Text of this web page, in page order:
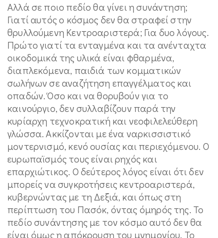
Αλλά σε ποιο πεδίο θα γίνει η συνάντηση;
Γιατί αυτός ο κόσμος δεν θα στραφεί στην
θρυλλούμενη Κεντροαριστερά; Για δυο λόγους.
Πρώτο γιατί τα ενταγμένα και τα ανένταχτα
οικοδομικά της υλικά είναι φθαρμένα,
διαπλεκόμενα, παιδιά των κομματικών
σωλήνων σε αναζήτηση επαγγέλματος και
οπαδών. Όσο και να θορυβούν για το
καινούργιο, δεν συλλαβίζουν παρά την
κυρίαρχη τεχνοκρατική και νεοφιλελεύθερη
γλώσσα. Ακκίζονται με ένα ναρκισσιστικό
μοντερνισμό, κενό ουσίας και περιεχόμενου. Ο
ευρωπαϊσμός τους είναι ρηχός και
επαρχιώτικος. Ο δεύτερος λόγος είναι ότι δεν
μπορείς να συγκροτήσεις κεντροαριστερά,
κυβερνώντας με τη Δεξιά, και όπως στη
περίπτωση του Πασόκ, όντας όμηρός της. Το
πεδίο συνάντησης με τον κόσμο αυτό δεν θα
είναι όμως η απόκρουση του μνημονίου. Το